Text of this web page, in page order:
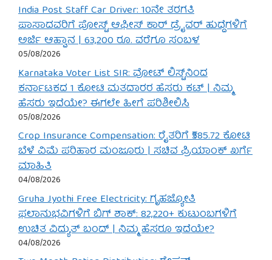
India Post Staff Car Driver: 10ನೇ ತರಗತಿ
ಪಾಸಾದವರಿಗೆ ಪೋಸ್ಟ್ ಆಫೀಸ್ ಕಾರ್ ಡ್ರೈವರ್ ಹುದ್ದೆಗಳಿಗೆ
ಅರ್ಜಿ ಆಹ್ವಾನ | 63,200 ರೂ. ವರೆಗೂ ಸಂಬಳ
05/08/2026
Karnataka Voter List SIR: ವೋಟ್ ಲಿಸ್ಟ್‌ನಿಂದ
ಕರ್ನಾಟಕದ 1 ಕೋಟಿ ಮತದಾರರ ಹೆಸರು ಕಟ್ | ನಿಮ್ಮ
ಹೆಸರು ಇದೆಯೇ? ಈಗಲೇ ಹೀಗೆ ಪರಿಶೀಲಿಸಿ
05/08/2026
Crop Insurance Compensation: ರೈತರಿಗೆ ₹585.72 ಕೋಟಿ
ಬೆಳೆ ವಿಮೆ ಪರಿಹಾರ ಮಂಜೂರು | ಸಚಿವ ಪ್ರಿಯಾಂಕ್ ಖರ್ಗೆ
ಮಾಹಿತಿ
04/08/2026
Gruha Jyothi Free Electricity: ಗೃಹಜ್ಯೋತಿ
ಫಲಾನುಭವಿಗಳಿಗೆ ಬಿಗ್ ಶಾಕ್: 82,220+ ಕುಟುಂಬಗಳಿಗೆ
ಉಚಿತ ವಿದ್ಯುತ್ ಬಂದ್ | ನಿಮ್ಮ ಹೆಸರೂ ಇದೆಯೇ?
04/08/2026